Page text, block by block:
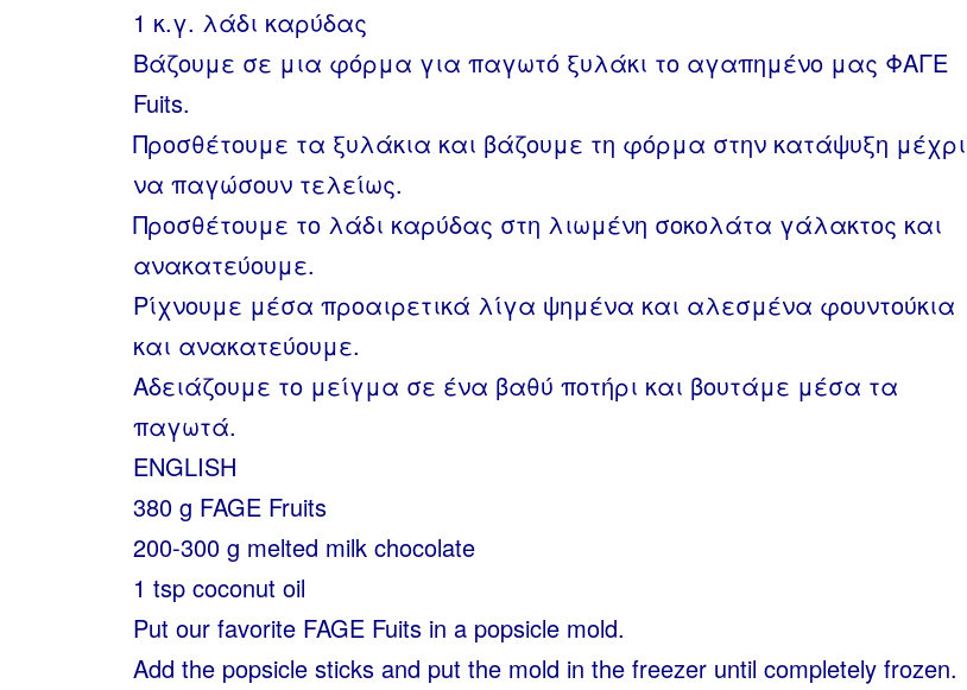
1 κ.γ. λάδι καρύδας
Βάζουμε σε μια φόρμα για παγωτό ξυλάκι το αγαπημένο μας ΦΑΓΕ
Fuits.
Προσθέτουμε τα ξυλάκια και βάζουμε τη φόρμα στην κατάψυξη μέχρι
να παγώσουν τελείως.
Προσθέτουμε το λάδι καρύδας στη λιωμένη σοκολάτα γάλακτος και
ανακατεύουμε.
Ρίχνουμε μέσα προαιρετικά λίγα ψημένα και αλεσμένα φουντούκια
και ανακατεύουμε.
Αδειάζουμε το μείγμα σε ένα βαθύ ποτήρι και βουτάμε μέσα τα
παγωτά.
ENGLISH
380 g FAGE Fruits
200-300 g melted milk chocolate
1 tsp coconut oil
Put our favorite FAGE Fuits in a popsicle mold.
Add the popsicle sticks and put the mold in the freezer until completely frozen.